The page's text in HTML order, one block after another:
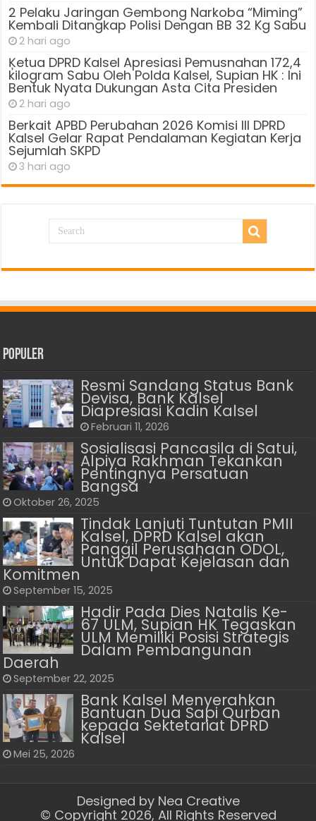
2 Pelaku Jaringan Gembong Narkoba “Miming”
Kembali Ditangkap Polisi Dengan BB 32 Kg Sabu
2 hari ago
Ķetua DPRD Kalsel Apresiasi Pemusnahan 172,4
kilogram Sabu Oleh Polda Kalsel, Supian HK : Ini
Bentuk Nyata Dukungan Asta Cita Presiden
2 hari ago
Berkait APBD Perubahan 2026 Komisi III DPRD
Kalsel Gelar Rapat Pendalaman Kegiatan Kerja
Sejumlah SKPD
3 hari ago
Populer
Resmi Sandang Status Bank
Devisa, Bank Kalsel
Diapresiasi Kadin Kalsel
Februari 11, 2026
Sosialisasi Pancasila di Satui,
Alpiya Rakhman Tekankan
Pentingnya Persatuan
Bangsa
Oktober 26, 2025
Tindak Lanjuti Tuntutan PMII
Kalsel, DPRD Kalsel akan
Panggil Perusahaan ODOL,
Untuk Dapat Kejelasan dan
Komitmen
September 15, 2025
Hadir Pada Dies Natalis Ke-
67 ULM, Supian HK Tegaskan
ULM Memiliki Posisi Strategis
Dalam Pembangunan
Daerah
September 22, 2025
Bank Kalsel Menyerahkan
Bantuan Dua Sapi Qurban
kepada Sektetariat DPRD
Kalsel
Mei 25, 2026
Designed by Nea Creative
© Copyright 2026, All Rights Reserved